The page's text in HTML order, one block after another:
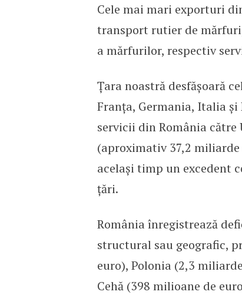
Cele mai mari exporturi
transport rutier de
a mărfurilor, respectiv
Țara noastră desfășoară
Franța, Germania, Italia
servicii din România
(aproximativ 37,2
același timp un excedent
țări.
România înregistrează
structural sau geografic,
euro), Polonia (2,3
Cehă (398 milioane de